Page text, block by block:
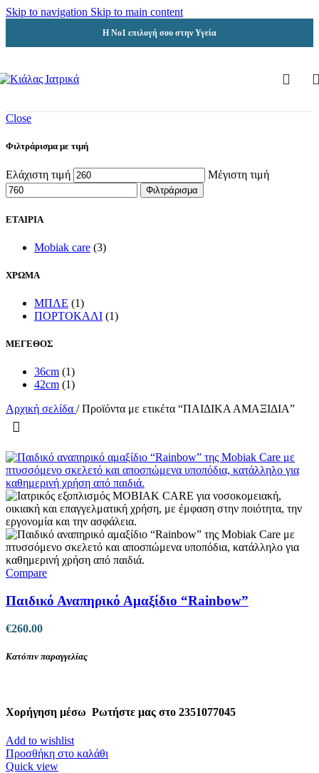
Skip to navigation Skip to main content
Η Νο1 επιλογή σου στην Υγεία
Close
Φιλτράρισμα με τιμή
Ελάχιστη τιμή Μέγιστη τιμή
Φιλτράρισμα
ΕΤΑΙΡΙΑ
Mobiak care (3)
ΧΡΩΜΑ
ΜΠΛΕ (1)
ΠΟΡΤΟΚΑΛΙ (1)
ΜΕΓΕΘΟΣ
36cm (1)
42cm (1)
Αρχική σελίδα / Προϊόντα με ετικέτα “ΠΑΙΔΙΚΑ ΑΜΑΞΙΔΙΑ”
Compare
Παιδικό Αναπηρικό Αμαξίδιο “Rainbow”
€260.00
Κατόπιν παραγγελίας
Χορήγηση μέσω Ρωτήστε μας στο 2351077045
Add to wishlist
Προσθήκη στο καλάθι
Quick view